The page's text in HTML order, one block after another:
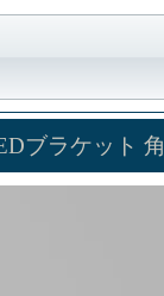
ブラケット 角